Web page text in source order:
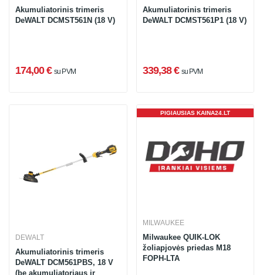
Akumuliatorinis trimeris
DeWALT DCMST561N (18 V)
174,00 € su PVM
Akumuliatorinis trimeris
DeWALT DCMST561P1 (18 V)
339,38 € su PVM
DEWALT
Akumuliatorinis trimeris
DeWALT DCM561PBS, 18 V
(be akumuliatoriaus ir
PIGIAUSIAS KAINA24.LT
MILWAUKEE
Milwaukee QUIK-LOK
žoliapjovės priedas M18
FOPH-LTA